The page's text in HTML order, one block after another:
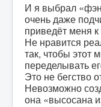
И я выбрал
очень даже
приведёт меня
Не нравится
так, чтобы этот
переделывать
Это не бегство
Невозможно
она «высосана